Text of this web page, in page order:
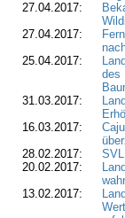
27.04.2017:
27.04.2017:
25.04.2017:
des
31.03.2017:
16.03.2017:
28.02.2017:
20.02.2017:
13.02.2017: